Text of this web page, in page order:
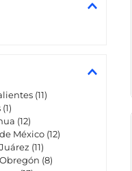
(11)
(1)
(12)
México (12)
(11)
(8)